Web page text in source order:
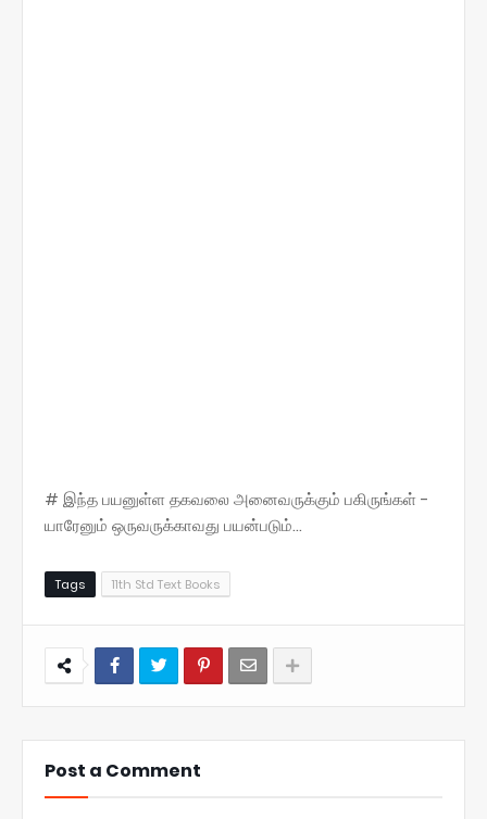
# இந்த பயனுள்ள தகவலை அனைவருக்கும் பகிருங்கள் -
யாரேனும் ஒருவருக்காவது பயன்படும்...
Tags 11th Std Text Books
Post a Comment